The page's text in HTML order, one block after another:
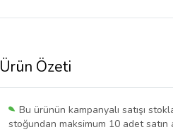
Ürün Özeti
Bu ürünün kampanyalı satışı
stoğundan maksimum 10 adet satın